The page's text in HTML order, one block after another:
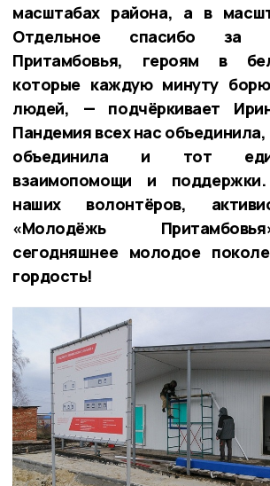
масштабах района, а в
Отдельное спасибо за
Притамбовья, героям в
которые каждую минуту
людей, — подчёркивает
Пандемия всех нас объединила,
объединила и тот
взаимопомощи и
наших волонтёров,
«Молодёжь
сегодняшнее молодое
гордость!